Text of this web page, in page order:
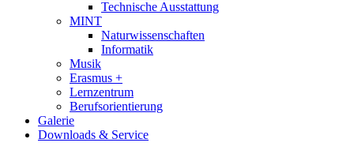
Technische Ausstattung
MINT
Naturwissenschaften
Informatik
Musik
Erasmus +
Lernzentrum
Berufsorientierung
Galerie
Downloads & Service